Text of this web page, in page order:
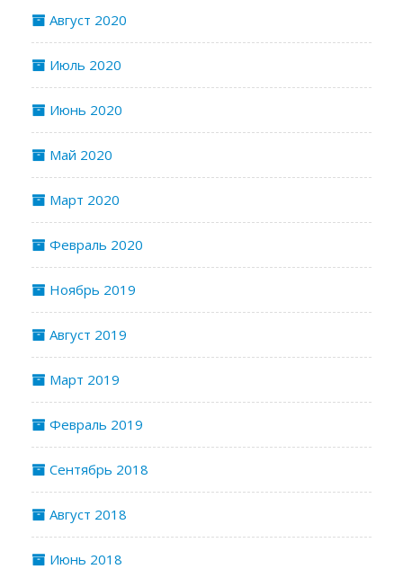
Август 2020
Июль 2020
Июнь 2020
Май 2020
Март 2020
Февраль 2020
Ноябрь 2019
Август 2019
Март 2019
Февраль 2019
Сентябрь 2018
Август 2018
Июнь 2018